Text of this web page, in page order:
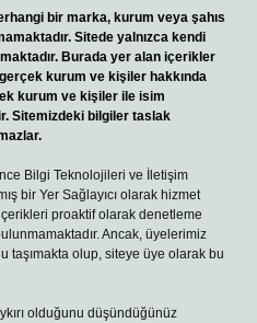
bir marka, kurum veya şahıs
Sitede yalnızca kendi
Burada yer alan içerikler
kurum ve kişiler hakkında
kurum ve kişiler ile isim
Sitemizdeki bilgiler taslak
Bilgi Teknolojileri ve İletişim
bir Yer Sağlayıcı olarak hizmet
proaktif olarak denetleme
Ancak, üyelerimiz
taşımakta olup, siteye üye olarak bu
olduğunu düşündüğünüz